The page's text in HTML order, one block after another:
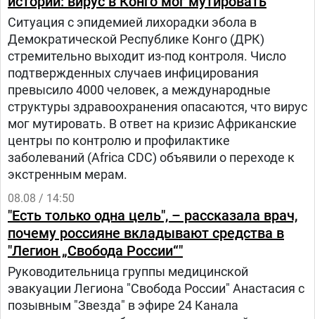
Ситуация с эпидемией лихорадки эбола в
Демократической Республике Конго (ДРК)
стремительно выходит из-под контроля. Число
подтвержденных случаев инфицирования
превысило 4000 человек, а международные
структуры здравоохранения опасаются, что вирус
мог мутировать. В ответ на кризис Африканские
центры по контролю и профилактике
заболеваний (Africa CDC) объявили о переходе к
экстренным мерам.
08.08 / 14:50
"Есть только одна цель", – рассказала врач,
почему россияне вкладывают средства в
"Легион „Свобода России“"
Руководительница группы медицинской
эвакуации Легиона "Свобода России" Анастасия с
позывным "Звезда" в эфире 24 Канала